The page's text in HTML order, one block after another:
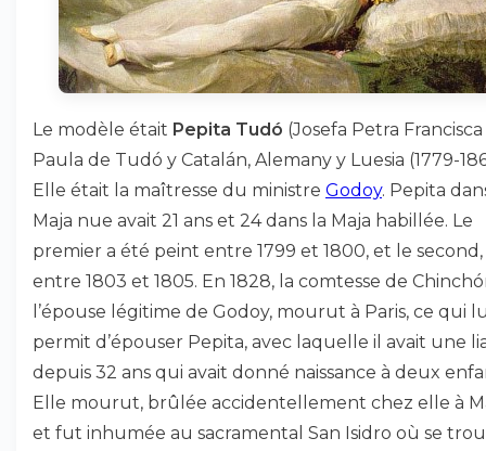
Le modèle était Pepita Tudó (Josefa Petra
Paula de Tudó y Catalán, Alemany y Luesia (1779-
Elle était la maîtresse du ministre Godoy. Pepita
Maja nue avait 21 ans et 24 dans la Maja habillée. Le
premier a été peint entre 1799 et 1800, et le second,
entre 1803 et 1805. En 1828, la comtesse de
l’épouse légitime de Godoy, mourut à Paris, ce qui
permit d’épouser Pepita, avec laquelle il avait une
depuis 32 ans qui avait donné naissance à deux
Elle mourut, brûlée accidentellement chez elle à
et fut inhumée au sacramental San Isidro où se